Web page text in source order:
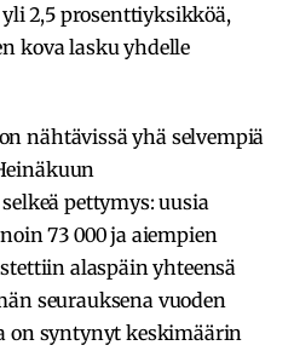
2,5 prosenttiyksikköä,
kova lasku yhdelle
nähtävissä yhä selvempiä
pettymys: uusia
73 000 ja aiempien
alaspäin yhteensä
seurauksena vuoden
on syntynyt keskimäärin